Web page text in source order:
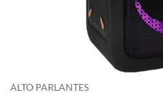
ALTO PARLANTES